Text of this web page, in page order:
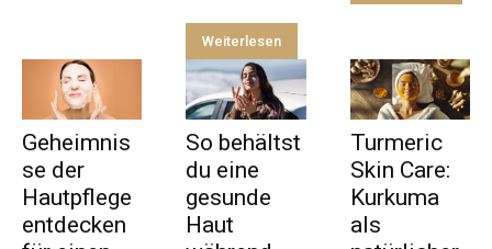
Weiterlesen
Geheimnis
se der
Hautpflege
entdecken
So behältst
du eine
gesunde
Haut
Turmeric
Skin Care:
Kurkuma
als